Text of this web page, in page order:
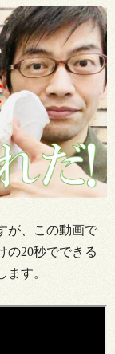
が、この動画で
の20秒でできる
す。